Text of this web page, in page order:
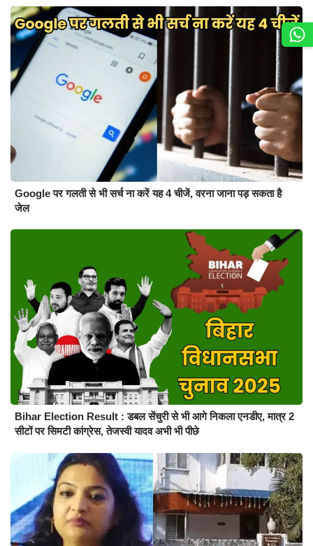
Google पर गलती से भी सर्च ना करें यह 4 चीजें, वरना जाना पड़ सकता है
जेल
Bihar Election Result : डबल सेंचुरी से भी आगे निकला एनडीए, मात्र 2
सीटों पर सिमटी कांग्रेस, तेजस्वी यादव अभी भी पीछे